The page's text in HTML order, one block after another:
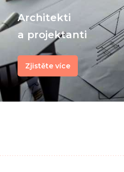
Architekti
a projektanti
Zjistěte více